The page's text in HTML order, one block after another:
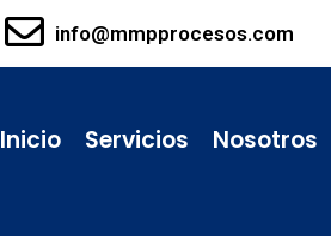
info@mmpprocesos.com
Inicio Servicios Nosotros